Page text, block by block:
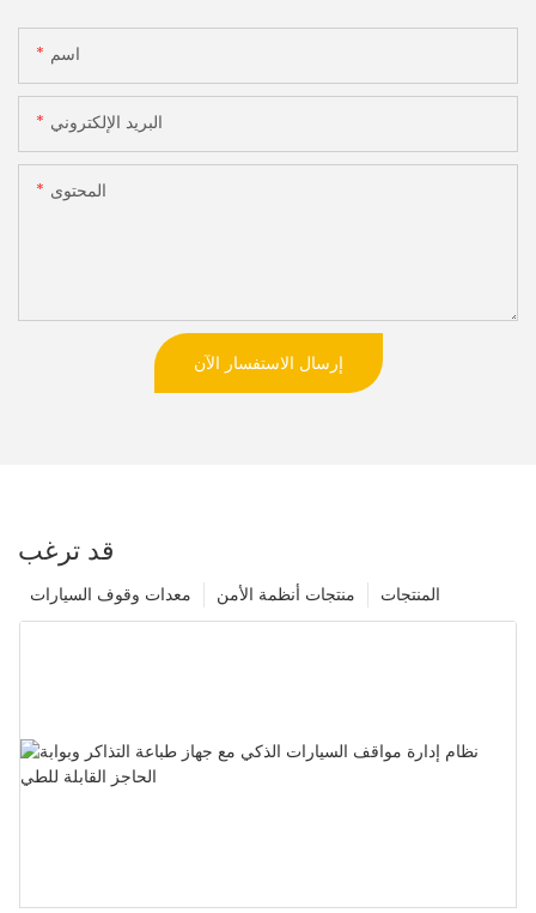
اسم
البريد الإلكتروني
المحتوى
إرسال الاستفسار الآن
قد ترغب
المنتجات منتجات أنظمة الأمن معدات وقوف السيارات